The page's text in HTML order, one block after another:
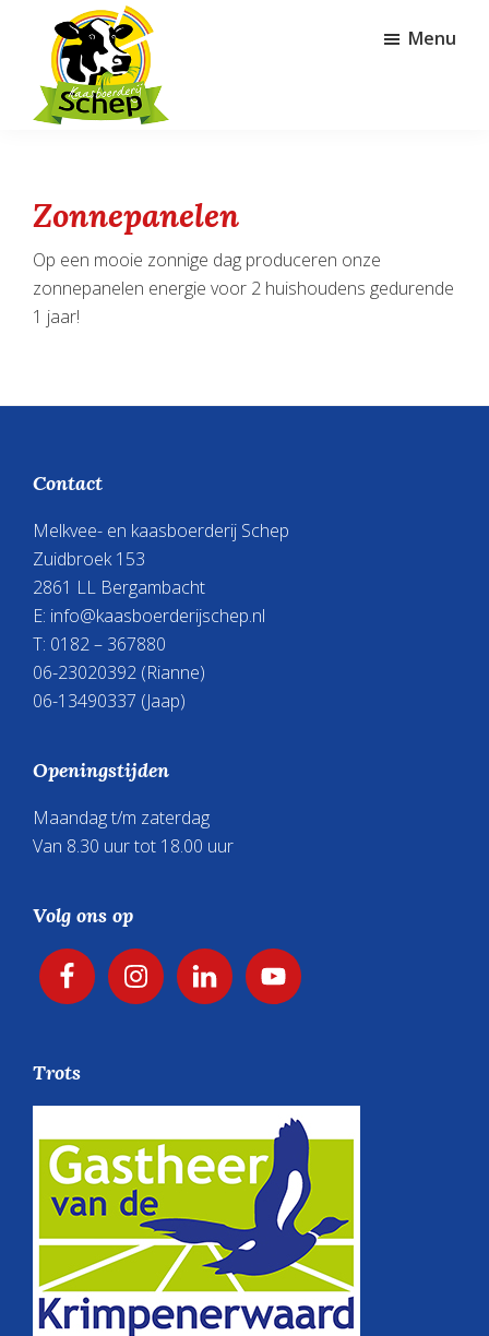
hoofd
inhoud
voettekst
Kaasboerderij
Menu
Zonnepanelen
Op een mooie zonnige dag produceren onze
zonnepanelen energie voor 2 huishoudens gedurende
1 jaar!
Footer
Contact
Melkvee- en kaasboerderij Schep
Zuidbroek 153
2861 LL Bergambacht
E: info@kaasboerderijschep.nl
T: 0182 – 367880
06-23020392 (Rianne)
06-13490337 (Jaap)
Openingstijden
Maandag t/m zaterdag
Van 8.30 uur tot 18.00 uur
Volg ons op
Trots